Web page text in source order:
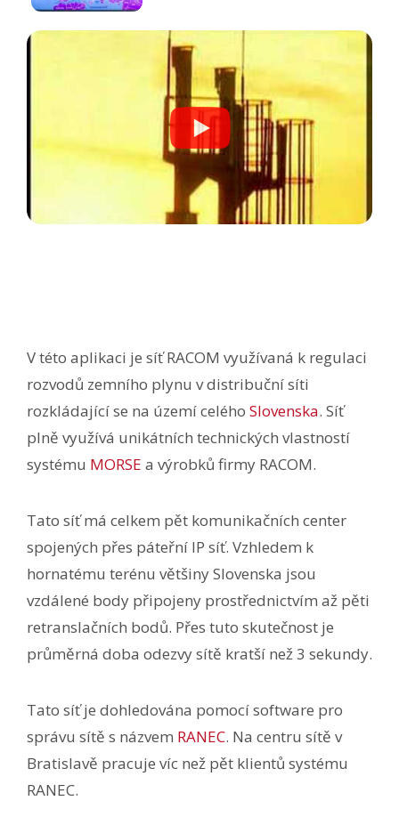
V této aplikaci je síť RACOM využívaná k regulaci
rozvodů zemního plynu v distribuční síti
rozkládající se na území celého Slovenska. Síť
plně využívá unikátních technických vlastností
systému MORSE a výrobků firmy RACOM.
Tato síť má celkem pět komunikačních center
spojených přes páteřní IP síť. Vzhledem k
hornatému terénu většiny Slovenska jsou
vzdálené body připojeny prostřednictvím až pěti
retranslačních bodů. Přes tuto skutečnost je
průměrná doba odezvy sítě kratší než 3 sekundy.
Tato síť je dohledována pomocí software pro
správu sítě s názvem RANEC. Na centru sítě v
Bratislavě pracuje víc než pět klientů systému
RANEC.